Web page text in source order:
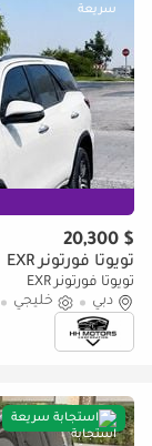
$ 20,300
تويوتا فورتونر EXR
تويوتا فورتونر EXR
دبي
خليجي
استجابة سريعة